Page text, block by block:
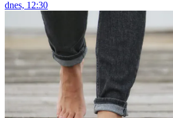
dnes, 12:30